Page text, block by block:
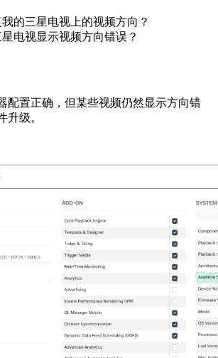
的三星电视上的视频方向？
电视显示视频方向错误？
配置正确，但某些视频仍然显示方向错
升级。